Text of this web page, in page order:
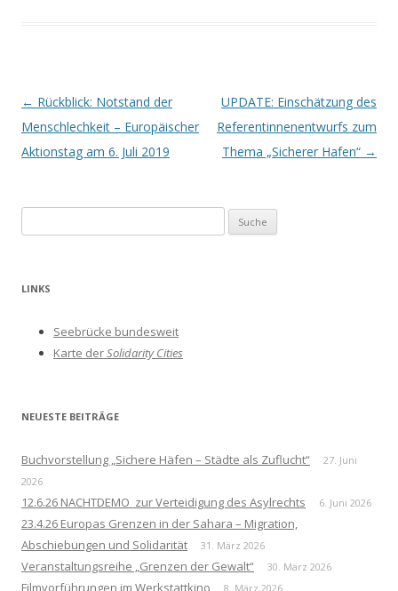
Beitrags-
Navigation
← Rückblick: Notstand der
Menschlechkeit – Europäischer
Aktionstag am 6. Juli 2019
UPDATE: Einschätzung des
Referentinnenentwurfs zum
Thema „Sicherer Hafen“ →
u
h
:
LINKS
Seebrücke bundesweit
Karte derSolidarity Cities
NEUESTE BEITRÄGE
Buchvorstellung „Sichere Häfen – Städte als Zuflucht“
27. Juni
2026
12.6.26 NACHTDEMO zur Verteidigung des Asylrechts 6. Juni 2026
23.4.26 Europas Grenzen in der Sahara – Migration,
Abschiebungen und Solidarität
31. März 2026
Veranstaltungsreihe „Grenzen der Gewalt“ 30. März 2026
Filmvorführungen im Werkstattkino 8. März 2026